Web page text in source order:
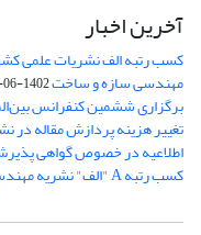
آخرین اخبار
کسب رتبه الف نشریات علمی
مهندسی سازه و ساخت1402-06-17
برگزاری ششمین کنفرانس
تغییر هزینه پردازش مقاله در
اطلاعیه در خصوص گواهی
کسب رتبه A "الف" نشریه مهندسی سازه و ساخت